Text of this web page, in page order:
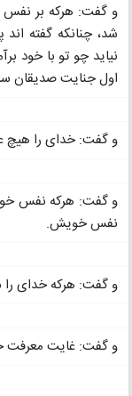
و گفت: هرکه بر نفس
شد، چنانکه گفته
نیاید چو تو با خود
اول جنایت صدیقان
و گفت: خدای را هیچ
و گفت: هرکه نفس
نفس خویش.
و گفت: هرکه خدای
و گفت: غایت